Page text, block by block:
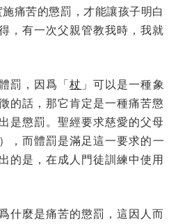
痛苦的懲罰，才能讓孩子明白
，有一次父親管教我時，我就
罰，因爲「杖 」可以是一種象
的話，那它肯定是一種痛苦懲
懲罰。聖經要求慈愛的父母
），而體罰是滿足這一要求的一
的是，在成人門徒訓練中使用
什麼是痛苦的懲罰，這因人而